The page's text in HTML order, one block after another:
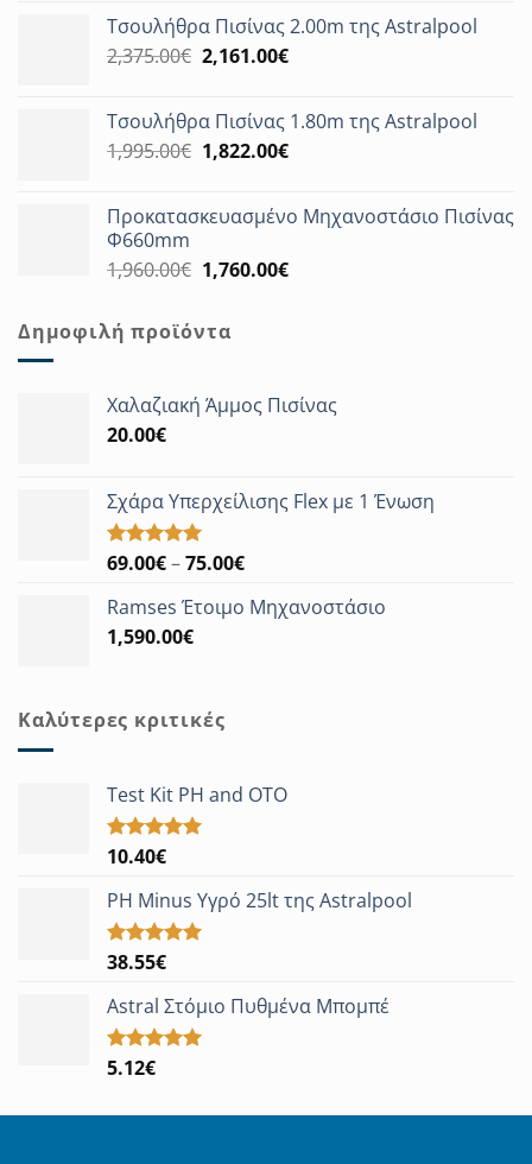
was:
3,180.00€.
τιμή
είναι:
Τσουλήθρα Πισίνας 2.00m της Astralpool
2,375.00€ Original
2,375.00€.
2,161.00€Η
είναι:
2,161.00€.
Τσουλήθρα Πισίνας 1.80m της Astralpool
1,995.00€ Original
1,995.00€.
1,822.00€Η
είναι:
Προκατασκευασμένο Μηχανοστάσιο Πισίνας
Φ660mm
1,960.00€ Original
1,960.00€.
1,760.00€Η
Δημοφιλή προϊόντα
Χαλαζιακή Άμμος Πισίνας
20.00€
Σχάρα Υπερχείλισης Flex με 1 Ένωση
Βαθμολογήθηκε
από 5
69.00€–75.00€Price
69.00€
Ramses Έτοιμο Μηχανοστάσιο
1,590.00€
Καλύτερες κριτικές
Test Kit PH and OTO
Βαθμολογήθηκε
από 5
10.40€
PH Minus Υγρό 25lt της Astralpool
Βαθμολογήθηκε
από 5
38.55€
Astral Στόμιο Πυθμένα Μπομπέ
Βαθμολογήθηκε
5.12€